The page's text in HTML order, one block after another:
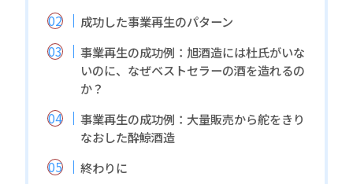
成功した事業再生のパターン
事業再生の成功例：旭酒造には杜氏がいな
いのに、なぜベストセラーの酒を造れるの
か？
事業再生の成功例：大量販売から舵をきり
なおした酔鯨酒造
終わりに